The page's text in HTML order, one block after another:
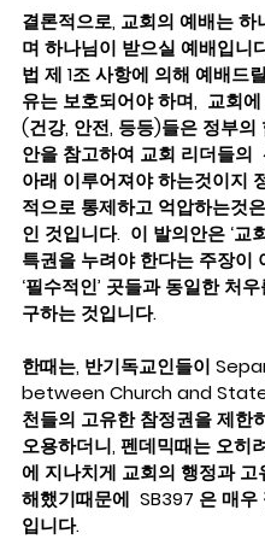
결론적으로, 교회의 예배는 하
며 하나님이 받으실 예배입니
법 제 1조 사항에 의해 예배드
유는 보호되어야 하며,  교회
(건강, 안전, 등등)들은 정부의
안을 참고하여 교회 리더들의
아래 이루어져야 하는것이지
적으로 통제하고 억압하는것
인 것입니다.  이 발의안은 ‘교
특권을 누려야 한다는 주장이
‘필수적인’ 곳들과 동일한 처
구하는 것입니다.
한때는, 반기독교인들이
between Church and
천들의 고유한 참정권을 제한
오용하더니, 펜데믹때는 오히
에 지나치게 교회의 행정과 고
해했기때문에  SB397 은 매우
입니다.